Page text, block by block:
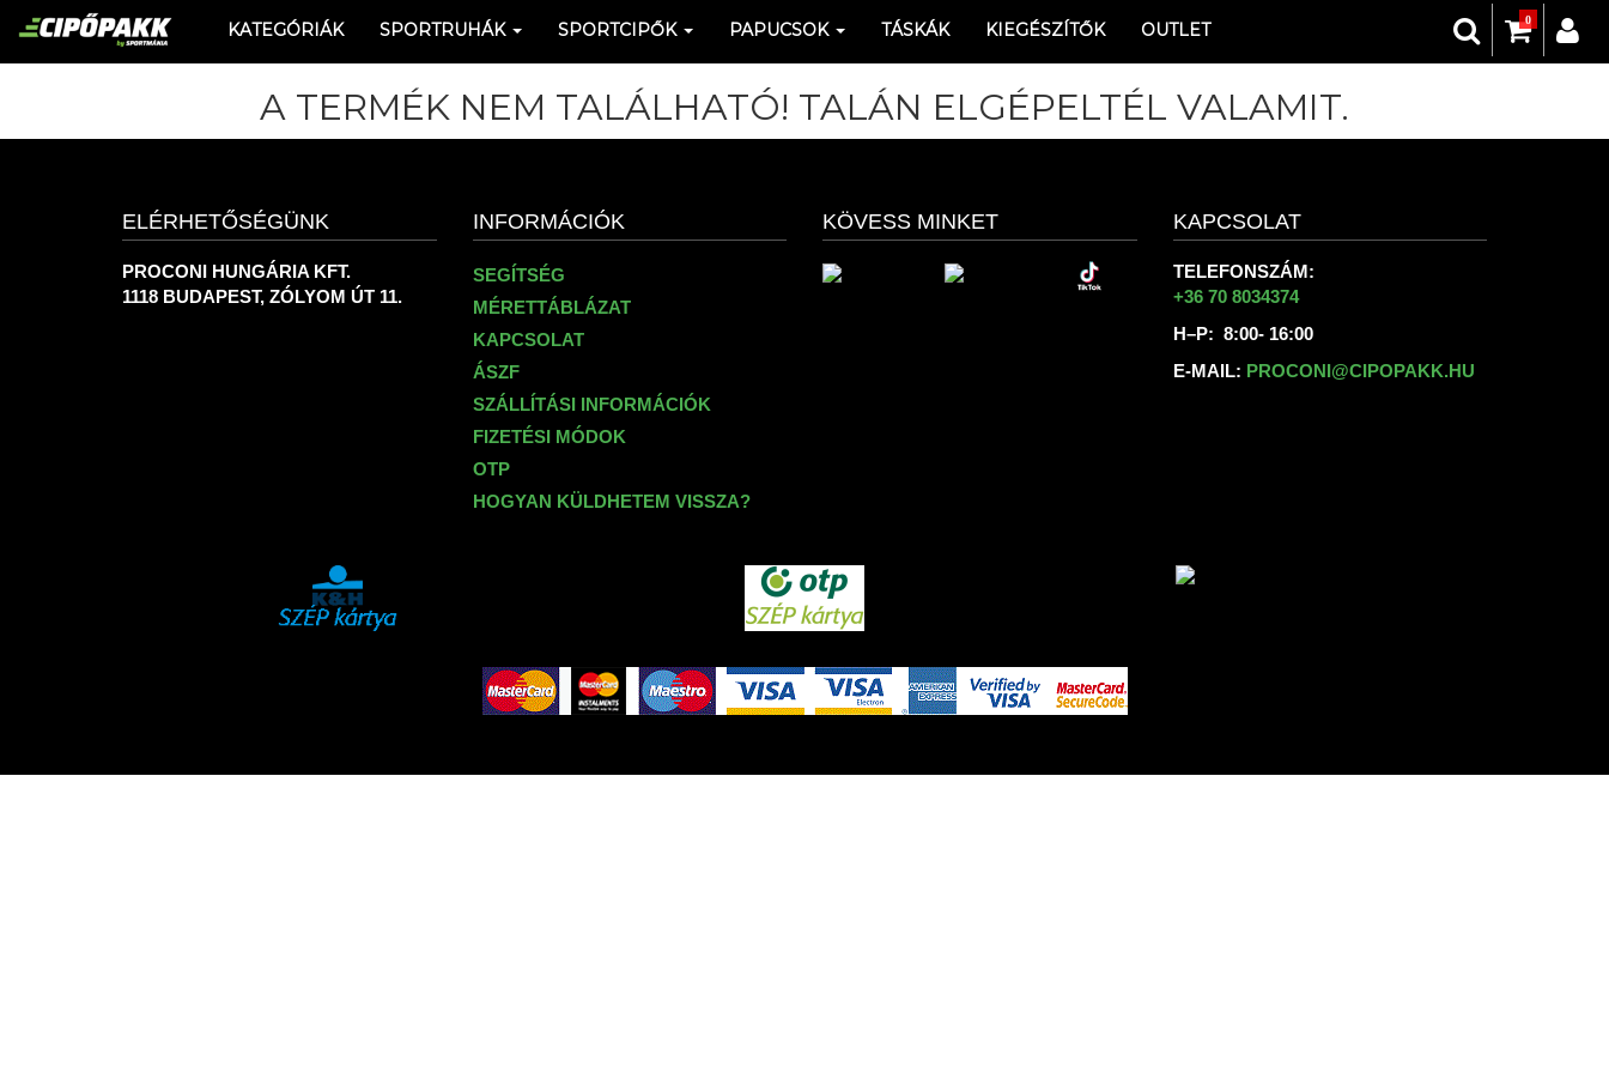
0
KATEGÓRIÁK SPORTRUHÁK SPORTCIPŐK PAPUCSOK TÁSKÁK KIEGÉSZÍTŐK OUTLET
A TERMÉK NEM TALÁLHATÓ! TALÁN ELGÉPELTÉL VALAMIT.
ELÉRHETŐSÉGÜNK
PROCONI HUNGÁRIA KFT.
1118 BUDAPEST, ZÓLYOM ÚT 11.
INFORMÁCIÓK
SEGÍTSÉG
MÉRETTÁBLÁZAT
KAPCSOLAT
ÁSZF
SZÁLLÍTÁSI INFORMÁCIÓK
FIZETÉSI MÓDOK
OTP
HOGYAN KÜLDHETEM VISSZA?
KÖVESS MINKET KAPCSOLAT
TELEFONSZÁM:
+36 70 8034374
H–P: 8:00- 16:00
E-MAIL: PROCONI@CIPOPAKK.HU